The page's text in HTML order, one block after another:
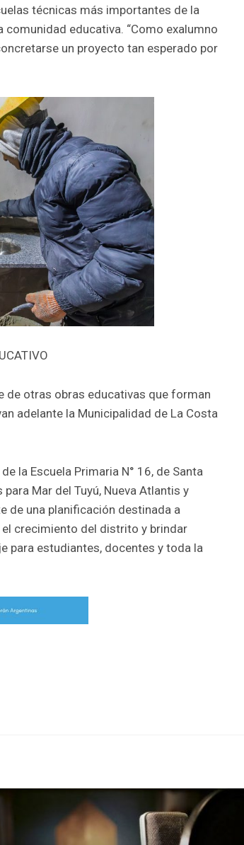
técnicas más importantes de la
educativa. “Como exalumno
un proyecto tan esperado por
de otras obras educativas que forman
adelante la Municipalidad de La Costa
la Escuela Primaria N° 16, de Santa
Mar del Tuyú, Nueva Atlantis y
de una planificación destinada a
crecimiento del distrito y brindar
para estudiantes, docentes y toda la